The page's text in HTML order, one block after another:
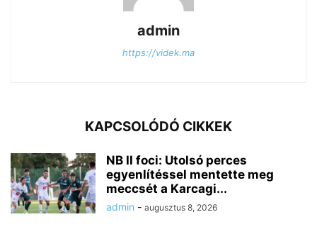
admin
https://videk.ma
KAPCSOLÓDÓ CIKKEK
NB II foci: Utolsó perces
egyenlítéssel mentette meg
meccsét a Karcagi...
admin - augusztus 8, 2026